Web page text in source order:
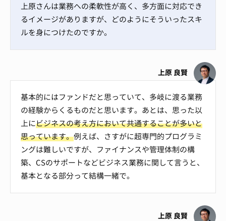
上原さんは業務への柔軟性が高く、多方面に対応でき
るイメージがありますが、どのようにそういったスキ
ルを身につけたのですか。
上原 良賢
基本的にはファンドだと思っていて、多岐に渡る業務
の経験からくるものだと思います。あとは、思った以
上にビジネスの考え方において共通することが多いと
思っています。例えば、さすがに超専門的プログラミ
ングは難しいですが、ファイナンスや管理体制の構
築、CSのサポートなどビジネス業務に関して言うと、
基本となる部分って結構一緒で。
上原 良賢